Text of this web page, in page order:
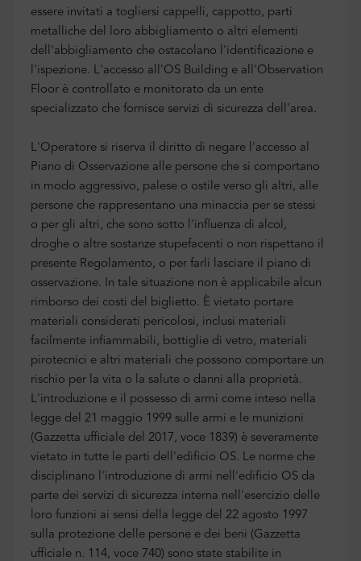
essere invitati a togliersi cappelli, cappotto, parti
metalliche del loro abbigliamento o altri elementi
dell'abbigliamento che ostacolano l'identificazione e
l'ispezione. L'accesso all'OS Building e all'Observation
Floor è controllato e monitorato da un ente
specializzato che fornisce servizi di sicurezza dell'area.
L'Operatore si riserva il diritto di negare l'accesso al
Piano di Osservazione alle persone che si comportano
in modo aggressivo, palese o ostile verso gli altri, alle
persone che rappresentano una minaccia per se stessi
o per gli altri, che sono sotto l'influenza di alcol,
droghe o altre sostanze stupefacenti o non rispettano il
presente Regolamento, o per farli lasciare il piano di
osservazione. In tale situazione non è applicabile alcun
rimborso dei costi del biglietto. È vietato portare
materiali considerati pericolosi, inclusi materiali
facilmente infiammabili, bottiglie di vetro, materiali
pirotecnici e altri materiali che possono comportare un
rischio per la vita o la salute o danni alla proprietà.
L'introduzione e il possesso di armi come inteso nella
legge del 21 maggio 1999 sulle armi e le munizioni
(Gazzetta ufficiale del 2017, voce 1839) è severamente
vietato in tutte le parti dell'edificio OS. Le norme che
disciplinano l'introduzione di armi nell'edificio OS da
parte dei servizi di sicurezza interna nell'esercizio delle
loro funzioni ai sensi della legge del 22 agosto 1997
sulla protezione delle persone e dei beni (Gazzetta
ufficiale n. 114, voce 740) sono state stabilite in